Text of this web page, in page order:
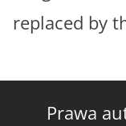
replaced by
Prawa